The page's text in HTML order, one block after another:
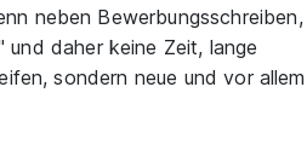
neben Bewerbungsschreiben,
daher keine Zeit, lange
sondern neue und vor allem